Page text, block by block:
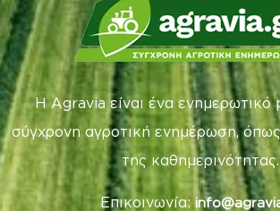
Η Agravia είναι ένα ενημερωτικό
σύγχρονη αγροτική ενημέρωση, όπως
της καθημερινότητας.
Επικοινωνία: